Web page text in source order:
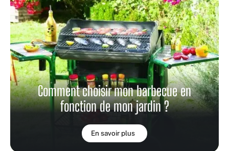
Comment choisir mon barbecue en
fonction de mon jardin ?
En savoir plus